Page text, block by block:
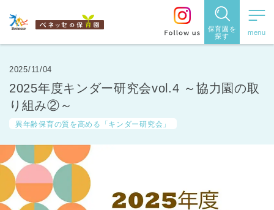
保育園を
探す
保育園を探す
住所・駅
名から探
す
2025/11/04
2025年度キンダー研究会vol.4 ～協力園の取
り組み②～
異年齢保育の質を高める「キンダー研究会」